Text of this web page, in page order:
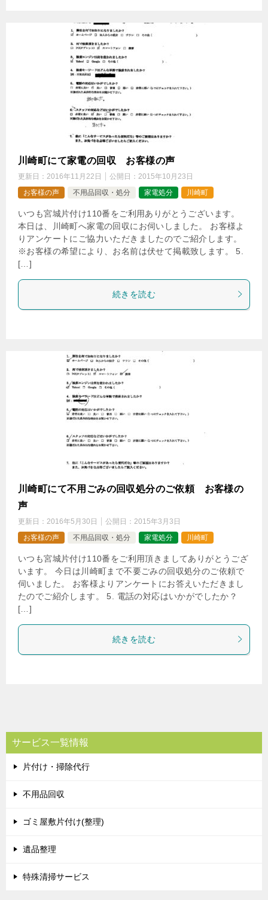
川崎町にて家電の回収 お客様の声
更新日： 2016年11月22日 公開日： 2015年10月23日
お客様の声
不用品回収・処分 家電処分 川崎町
いつも宮城片付け110番をご利用ありがとうございます。
本日は、川崎町へ家電の回収にお伺いしました。 お客様よ
りアンケートにご協力いただきましたのでご紹介します。
※お客様の希望により、お名前は伏せて掲載致します。 5.
[…]
続きを読む
川崎町にて不用ごみの回収処分のご依頼 お客様の
声
更新日： 2016年5月30日 公開日： 2015年3月3日
お客様の声
不用品回収・処分 家電処分 川崎町
いつも宮城片付け110番をご利用頂きましてありがとうござ
います。 今日は川崎町まで不要ごみの回収処分のご依頼で
伺いました。 お客様よりアンケートにお答えいただきまし
たのでご紹介します。 5. 電話の対応はいかがでしたか？
[…]
続きを読む
サービス一覧情報
片付け・掃除代行
不用品回収
ゴミ屋敷片付け(整理)
遺品整理
特殊清掃サービス